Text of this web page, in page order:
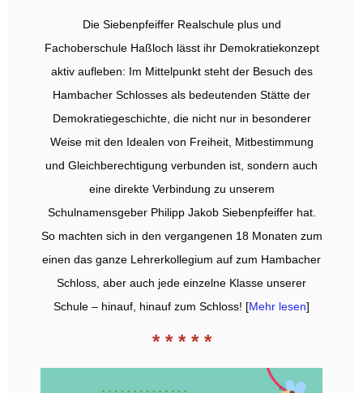
Die Siebenpfeiffer Realschule plus und
Fachoberschule Haßloch lässt ihr Demokratiekonzept
aktiv aufleben: Im Mittelpunkt steht der Besuch des
Hambacher Schlosses als bedeutenden Stätte der
Demokratiegeschichte, die nicht nur in besonderer
Weise mit den Idealen von Freiheit, Mitbestimmung
und Gleichberechtigung verbunden ist, sondern auch
eine direkte Verbindung zu unserem
Schulnamensgeber Philipp Jakob Siebenpfeiffer hat.
So machten sich in den vergangenen 18 Monaten zum
einen das ganze Lehrerkollegium auf zum Hambacher
Schloss, aber auch jede einzelne Klasse unserer
Schule – hinauf, hinauf zum Schloss! [Mehr lesen]
* * * * *